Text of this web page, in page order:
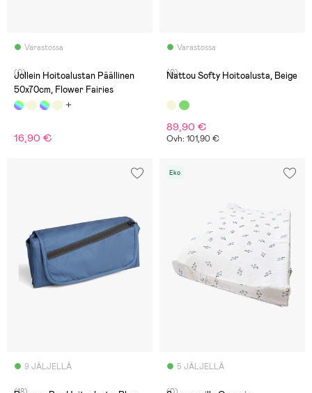
Varastossa
(0)
Jollein Hoitoalustan Päällinen
50x70cm, Flower Fairies
16,90 €
Varastossa
(0)
Nattou Softy Hoitoalusta, Beige
89,90 €
Ovh: 101,90 €
9 JÄLJELLÄ
Eko
5 JÄLJELLÄ